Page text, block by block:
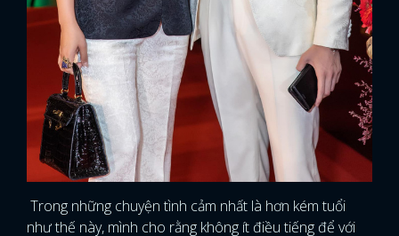
Trong những chuyện tình cảm nhất là hơn kém tuổi
như thế này, mình cho rằng không ít điều tiếng để với